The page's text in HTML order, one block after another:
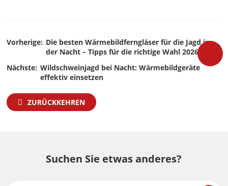
Vorherige: Die besten Wärmebildferngläser für die Jagd in
der Nacht – Tipps für die richtige Wahl 2026
Nächste: Wildschweinjagd bei Nacht: Wärmebildgeräte
effektiv einsetzen
ZURÜCKKEHREN
Suchen Sie etwas anderes?